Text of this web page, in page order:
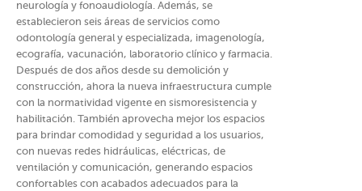
neurología y fonoaudiología. Además, se
establecieron seis áreas de servicios como
odontología general y especializada, imagenología,
ecografía, vacunación, laboratorio clínico y farmacia.
Después de dos años desde su demolición y
construcción, ahora la nueva infraestructura cumple
con la normatividad vigente en sismoresistencia y
habilitación. También aprovecha mejor los espacios
para brindar comodidad y seguridad a los usuarios,
con nuevas redes hidráulicas, eléctricas, de
ventilación y comunicación, generando espacios
confortables con acabados adecuados para la